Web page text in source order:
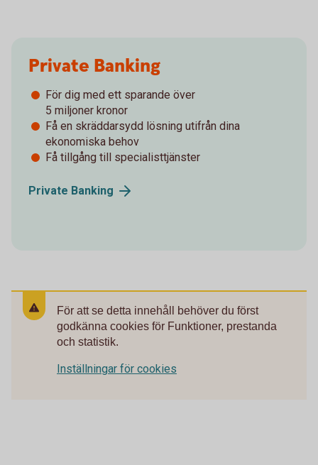
Private Banking
För dig med ett sparande över
­5 miljoner kronor
Få en skräddarsydd lösning utifrån dina
ekonomiska behov
Få tillgång till specialisttjänster
Private Banking
För att se detta innehåll behöver du först
godkänna cookies för Funktioner, prestanda
och statistik.
Inställningar för cookies